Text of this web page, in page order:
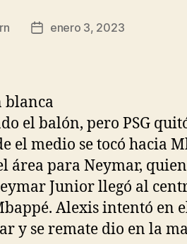
Fechaenero 3, 2023
el balón, pero PSG
el medio se tocó hacia
área para Neymar,
Junior llegó al
Alexis intentó en
y se remate dio en la